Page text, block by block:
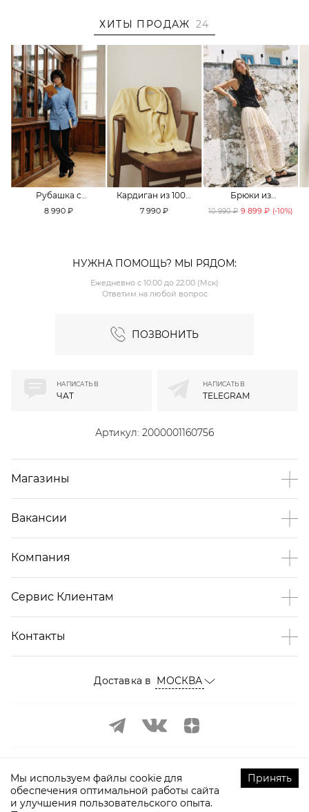
ХИТЫ ПРОДАЖ 24
Рубашка с
принтом «клетка»
8 990 ₽
Кардиган из 100%
хлопка TOPTOP
7 990 ₽
Брюки из
смесового хлопка
10 990 ₽ 9 899 ₽ (-10%)
НУЖНА ПОМОЩЬ? МЫ РЯДОМ:
ПОЗВОНИТЬ
Ежедневно с 10:00 до 22:00 (Мск)
Ответим на любой вопрос
Артикул: 2000001160756
НАПИСАТЬ В
ЧАТ
НАПИСАТЬ В
TELEGRAM
Магазины
Вакансии
Компания
Сервис Клиентам
Контакты
Доставка в МОСКВА
© 2009-2026 ТOPTOP.RU Все права защищены
Мы используем файлы cookie для
обеспечения оптимальной работы сайта
и улучшения пользовательского опыта.
Принять